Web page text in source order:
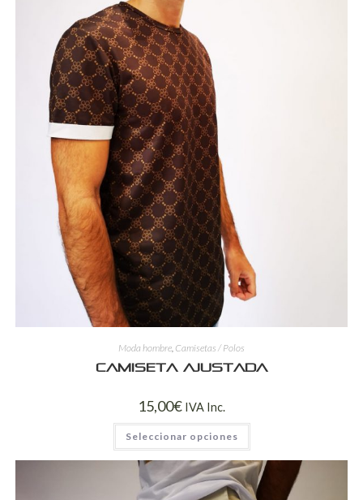
Moda hombre Camisetas / Polos
Camiseta ajustada
15,00€ IVA Inc.
Seleccionar opciones